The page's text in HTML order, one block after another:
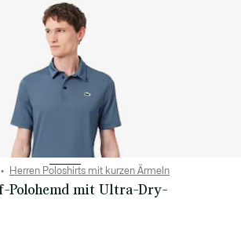
Herren Poloshirts mit kurzen Ärmeln
Polohemd mit Ultra-Dry-